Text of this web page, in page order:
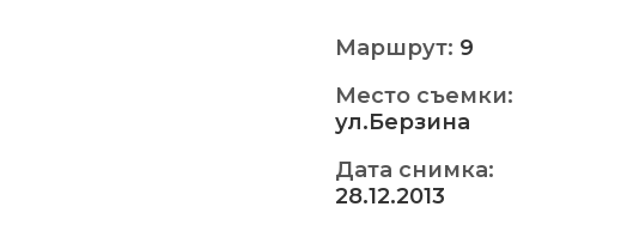
Маршрут: 9
Место съемки:
ул.Берзина
Дата снимка:
28.12.2013